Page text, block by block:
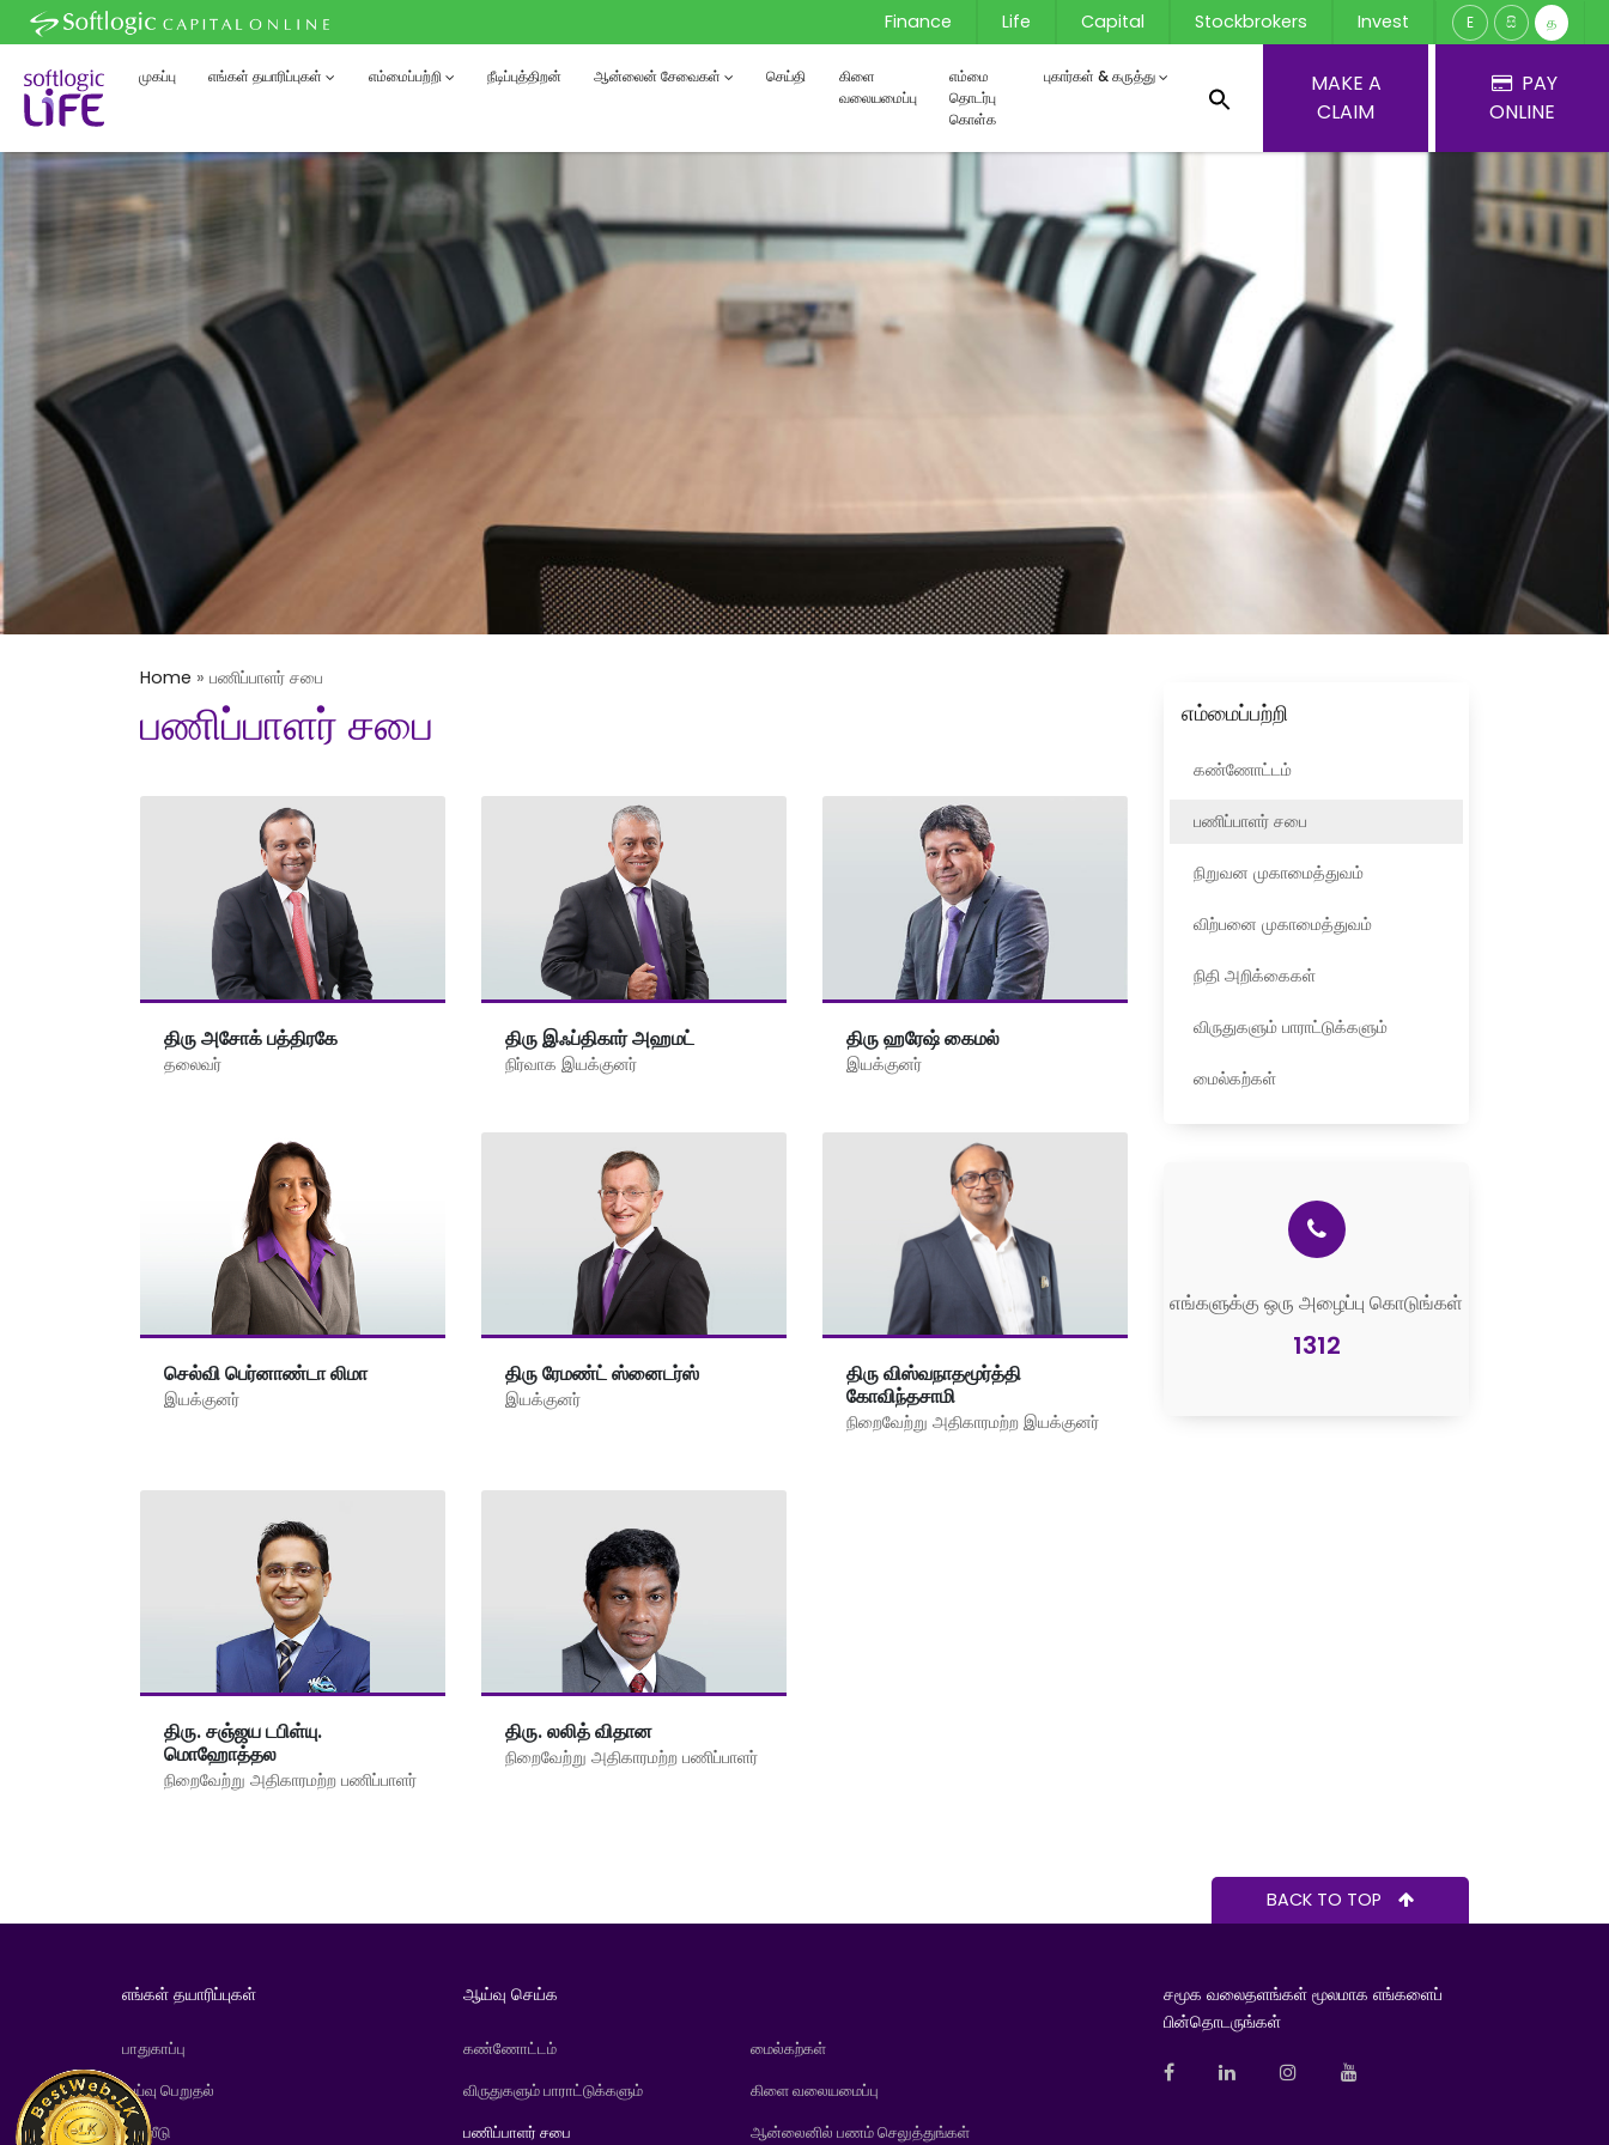
Finance Life Capital Stockbrokers Invest E සි த
முகப்பு எங்கள் தயாரிப்புகள் எம்மைப்பற்றி நீடிப்புத்திறன் ஆன்லைன் சேவைகள் செய்தி
கிளை
வலையமைப்பு
எம்மை
தொடர்பு
கொள்க
புகார்கள் & கருத்து
MAKE A
CLAIM
PAY
ONLINE
Home » பணிப்பாளர் சபை
பணிப்பாளர் சபை
திரு அசோக் பத்திரகே
தலைவர்
திரு இஃப்திகார் அஹமட்
நிர்வாக இயக்குனர்
திரு ஹரேஷ் கைமல்
இயக்குனர்
செல்வி பெர்னாண்டா லிமா
இயக்குனர்
திரு ரேமண்ட் ஸ்னைடர்ஸ்
இயக்குனர்
திரு விஸ்வநாதமூர்த்தி
கோவிந்தசாமி
நிறைவேற்று அதிகாரமற்ற இயக்குனர்
திரு. சஞ்ஜய டபிள்யு.
மொஹோத்தல
நிறைவேற்று அதிகாரமற்ற பணிப்பாளர்
திரு. லலித் விதான
நிறைவேற்று அதிகாரமற்ற பணிப்பாளர்
எம்மைப்பற்றி
கண்ணோட்டம்
பணிப்பாளர் சபை
நிறுவன முகாமைத்துவம்
விற்பனை முகாமைத்துவம்
நிதி அறிக்கைகள்
விருதுகளும் பாராட்டுக்களும்
மைல்கற்கள்
எங்களுக்கு ஒரு அழைப்பு கொடுங்கள்
1312
BACK TO TOP
எங்கள் தயாரிப்புகள்
பாதுகாப்பு
ஓய்வு பெறுதல்
முதலீடு
ஆய்வு செய்க
கண்ணோட்டம்
விருதுகளும் பாராட்டுக்களும்
பணிப்பாளர் சபை
மைல்கற்கள்
கிளை வலையமைப்பு
ஆன்லைனில் பணம் செலுத்துங்கள்
சமூக வலைதளங்கள் மூலமாக எங்களைப்
பின்தொடருங்கள்